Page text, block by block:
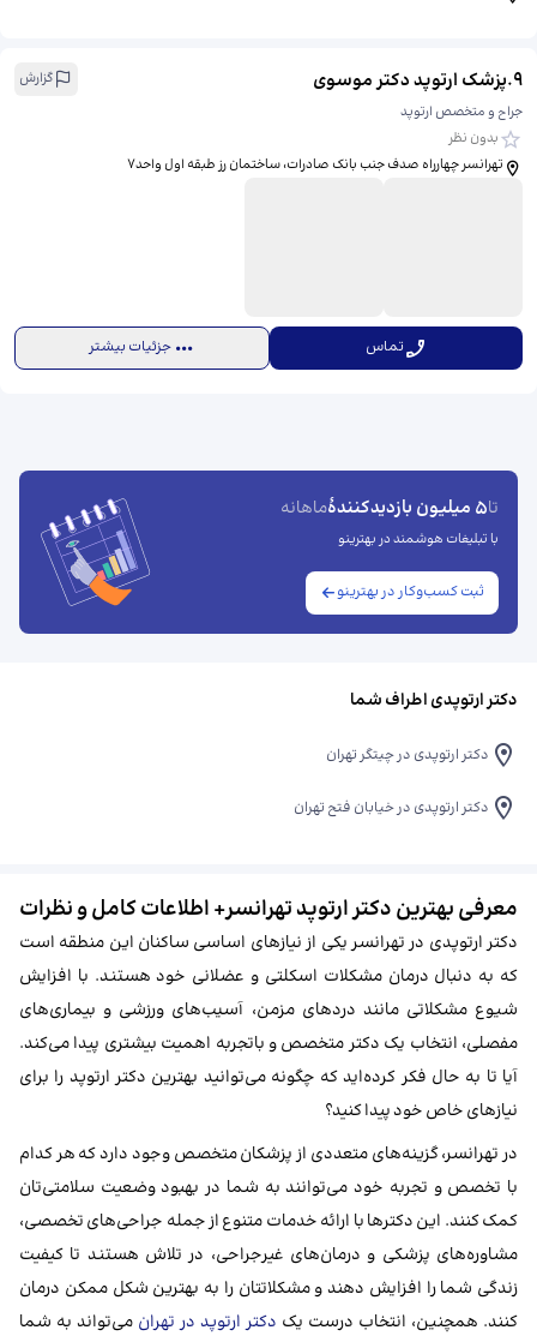
9
.پزشک ارتوپد دکتر موسوی
گزارش
جراح و متخصص ارتوپد
بدون نظر
تهرانسر چهارراه صدف جنب بانک صادرات، ​ساختمان رز طبقه اول واحد۷
تماس جزئیات بیشتر
تا5 میلیون بازدیدکنندهٔ ماهانه
با تبلیغات هوشمند در بهترینو
ثبت کسب‌وکار در بهترینو
دکتر ارتوپدی اطراف شما
دکتر ارتوپدی در چیتگر تهران
دکتر ارتوپدی در خیابان فتح تهران
معرفی بهترین دکتر ارتوپد تهرانسر+ اطلاعات کامل و نظرات
دکتر ارتوپدی در تهرانسر یکی از نیازهای اساسی ساکنان این منطقه است
که به دنبال درمان مشکلات اسکلتی و عضلانی خود هستند. با افزایش
شیوع مشکلاتی مانند دردهای مزمن، آسیب‌های ورزشی و بیماری‌های
مفصلی، انتخاب یک دکتر متخصص و باتجربه اهمیت بیشتری پیدا می‌کند.
آیا تا به حال فکر کرده‌اید که چگونه می‌توانید بهترین دکتر ارتوپد را برای
نیازهای خاص خود پیدا کنید؟
در تهرانسر، گزینه‌های متعددی از پزشکان متخصص وجود دارد که هر کدام
با تخصص و تجربه خود می‌توانند به شما در بهبود وضعیت سلامتی‌تان
کمک کنند. این دکترها با ارائه خدمات متنوع از جمله جراحی‌های تخصصی،
مشاوره‌های پزشکی و درمان‌های غیرجراحی، در تلاش هستند تا کیفیت
زندگی شما را افزایش دهند و مشکلاتتان را به بهترین شکل ممکن درمان
کنند. همچنین، انتخاب درست یک دکتر ارتوپد در تهران می‌تواند به شما